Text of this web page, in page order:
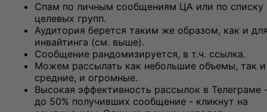
Спам по личным сообщениям ЦА или по списку
целевых групп.
Аудитория берется таким же образом, как и
инвайтинга (см. выше).
Сообщение рандомизируется, в т.ч. ссылка.
Можем рассылать как небольшие объемы, так и
средние, и огромные.
Высокая эффективность рассылок в Телеграме
до 50% получивших сообщение - кликнут на